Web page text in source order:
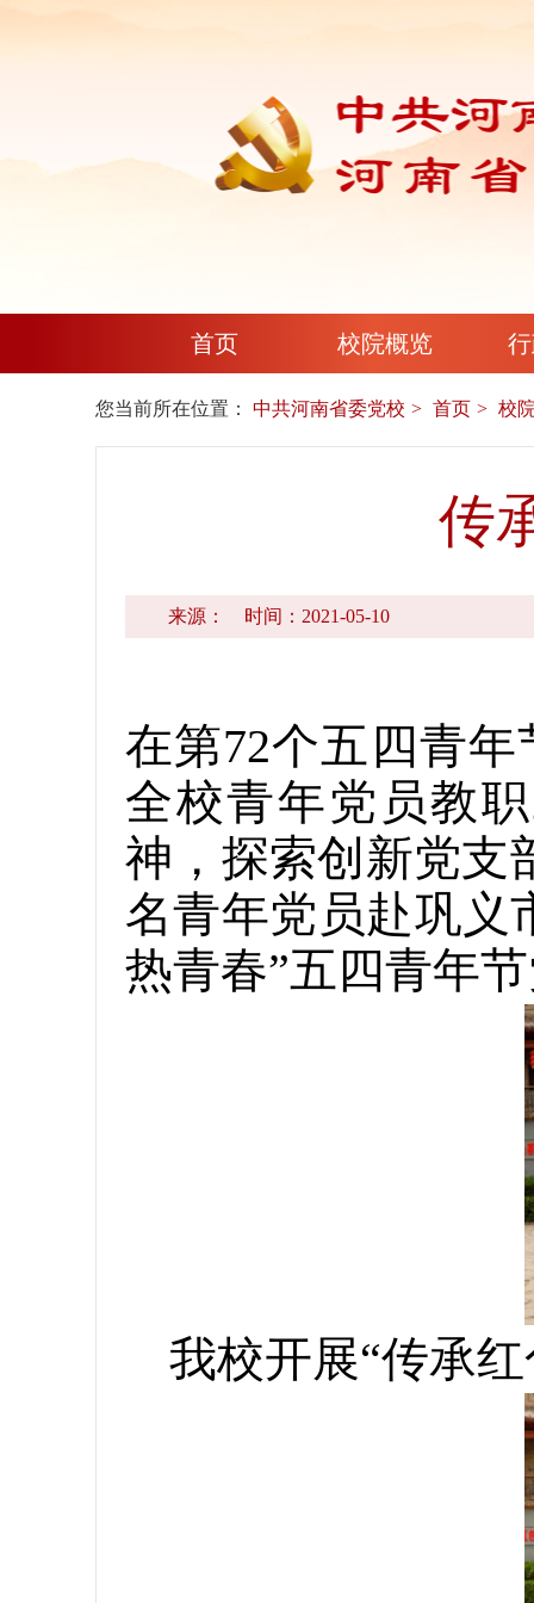
首页 校院概览
您当前所在位置： 中共河南省委党校 首页 校
传
来源： 时间：2021-05-10
在第72个五四青
全校青年党员教
神，探索创新党支
名青年党员赴巩义
热青春”五四青年
我校开展“传承